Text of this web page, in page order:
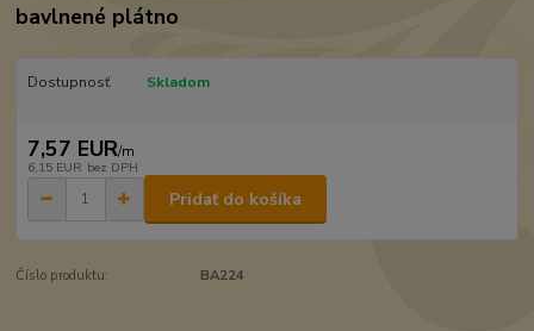
bavlnené plátno
Dostupnosť Skladom
7,57 EUR/m
6,15 EUR bez DPH
Pridať do košíka
Číslo produktu: BA224